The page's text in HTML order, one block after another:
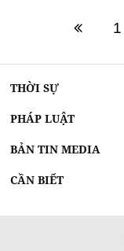
1
THỜI SỰ
PHÁP LUẬT
BẢN TIN MEDIA
CẦN BIẾT